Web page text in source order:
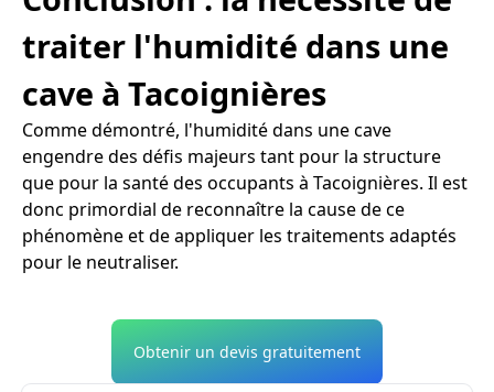
traiter l'humidité dans une
cave à Tacoignières
Comme démontré, l'humidité dans une cave
engendre des défis majeurs tant pour la structure
que pour la santé des occupants à Tacoignières. Il est
donc primordial de reconnaître la cause de ce
phénomène et de appliquer les traitements adaptés
pour le neutraliser.
Obtenir un devis gratuitement